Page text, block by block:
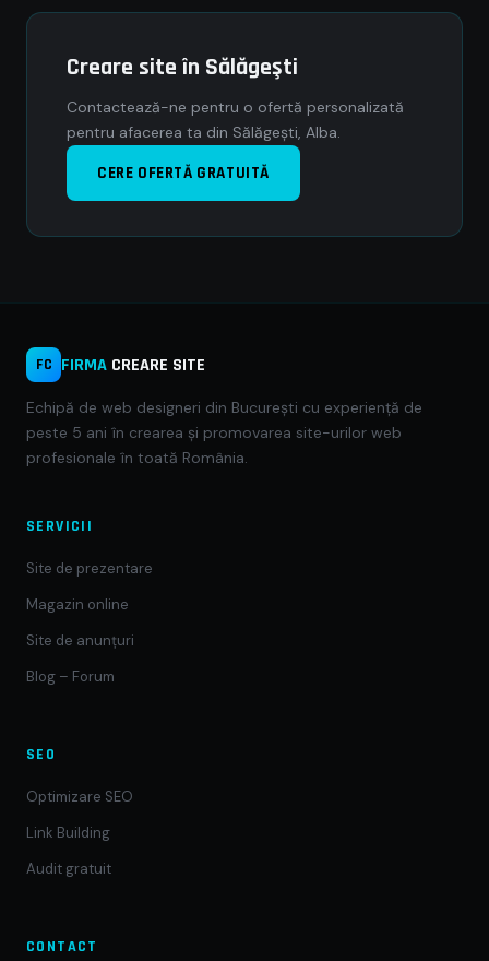
Creare site în Sălăgeşti
Contactează-ne pentru o ofertă personalizată
pentru afacerea ta din Sălăgeşti, Alba.
CERE OFERTĂ GRATUITĂ
FC FIRMA CREARE SITE
Echipă de web designeri din București cu experiență de
peste 5 ani în crearea și promovarea site-urilor web
profesionale în toată România.
SERVICII
Site de prezentare
Magazin online
Site de anunțuri
Blog – Forum
SEO
Optimizare SEO
Link Building
Audit gratuit
CONTACT